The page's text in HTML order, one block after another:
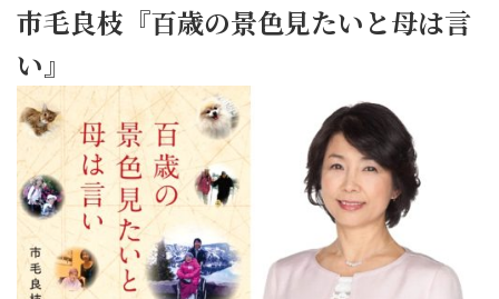
市毛良枝『百歳の景色見たいと母は言
い』